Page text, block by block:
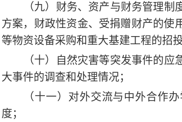
（九）财务、资产与财务管理
方案，财政性资金、受捐赠财产的使
等物资设备采购和重大基建工程的招投
（十）自然灾害等突发事件的
大事件的调查和处理情况；
（十一）对外交流与中外合作
度；